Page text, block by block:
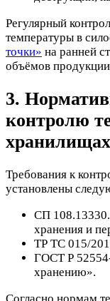
Регулярный
температуры в
точки» на ранней
объёмов
3.
контролю
хранилищах
Требования к
установлены
СП
хранения и
ТР ТС 015/
ГОСТ Р
хранению».